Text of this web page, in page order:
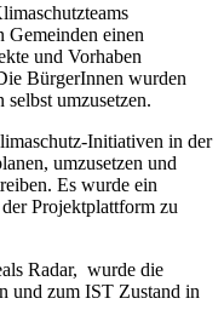
Gemeinden einen
und Vorhaben
BürgerInnen wurden
umzusetzen.
Initiativen in der
umzusetzen und
Es wurde ein
Projektplattform zu
Radar, wurde die
und zum IST Zustand in